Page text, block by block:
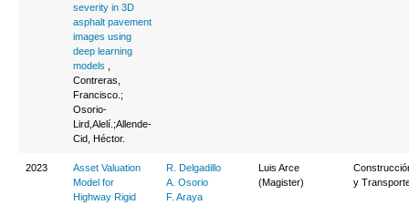
severity in 3D
asphalt pavement
images using
deep learning
models
Contreras,
Francisco.;
Osorio-
Lird,Alelí.;Allende-
Cid, Héctor.
2023
Asset Valuation
Model for
Highway Rigid
R. Delgadillo
A. Osorio
F. Araya
Luis Arce
(Magister)
y